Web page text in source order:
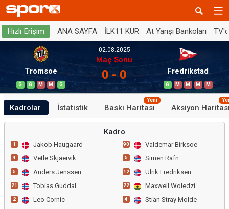
Hızlı Erişim ANA SAYFA İLK11 KUR At Yarışı Bankoları
Tromsoe
G G M M G
02.08.2025
Maç Sonu
0 - 0 Fredrikstad
G M M M M
Kadrolar İstatistik Baskı Haritası
Yeni
Aksiyon
Kadro
1 Jakob Haugaard
4 Vetle Skjaervik
5 Anders Jenssen
21 Tobias Guddal
2 Leo Cornic
90 Valdemar Birksoe
5 Simen Rafn
12 Ulrik Fredriksen
22 Maxwell Woledzi
4 Stian Stray Molde